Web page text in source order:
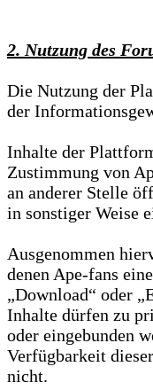
2. Nutzung des
Die Nutzung der
der
Inhalte der
Zustimmung von
an anderer Stelle
in sonstiger Weise
Ausgenommen
denen Ape-fans
„Download“ oder
Inhalte dürfen zu
oder eingebunden
Verfügbarkeit
nicht.